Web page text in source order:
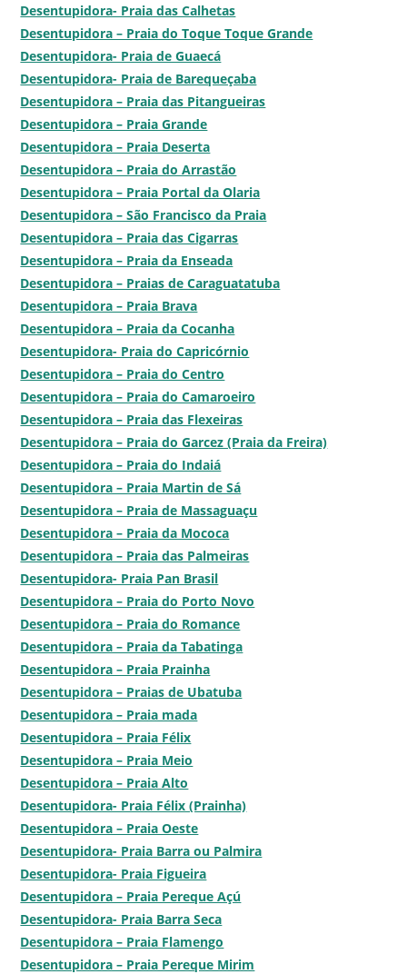
Desentupidora- Praia das Calhetas
Desentupidora – Praia do Toque Toque Grande
Desentupidora- Praia de Guaecá
Desentupidora- Praia de Barequeçaba
Desentupidora – Praia das Pitangueiras
Desentupidora – Praia Grande
Desentupidora – Praia Deserta
Desentupidora – Praia do Arrastão
Desentupidora – Praia Portal da Olaria
Desentupidora – São Francisco da Praia
Desentupidora – Praia das Cigarras
Desentupidora – Praia da Enseada
Desentupidora – Praias de Caraguatatuba
Desentupidora – Praia Brava
Desentupidora – Praia da Cocanha
Desentupidora- Praia do Capricórnio
Desentupidora – Praia do Centro
Desentupidora – Praia do Camaroeiro
Desentupidora – Praia das Flexeiras
Desentupidora – Praia do Garcez (Praia da Freira)
Desentupidora – Praia do Indaiá
Desentupidora – Praia Martin de Sá
Desentupidora – Praia de Massaguaçu
Desentupidora – Praia da Mococa
Desentupidora – Praia das Palmeiras
Desentupidora- Praia Pan Brasil
Desentupidora – Praia do Porto Novo
Desentupidora – Praia do Romance
Desentupidora – Praia da Tabatinga
Desentupidora – Praia Prainha
Desentupidora – Praias de Ubatuba
Desentupidora – Praia mada
Desentupidora – Praia Félix
Desentupidora – Praia Meio
Desentupidora – Praia Alto
Desentupidora- Praia Félix (Prainha)
Desentupidora – Praia Oeste
Desentupidora- Praia Barra ou Palmira
Desentupidora- Praia Figueira
Desentupidora – Praia Pereque Açú
Desentupidora- Praia Barra Seca
Desentupidora – Praia Flamengo
Desentupidora – Praia Pereque Mirim